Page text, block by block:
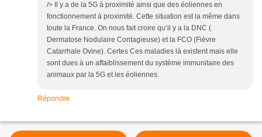
/> Il y a de la 5G à proximité ainsi que des éoliennes en
fonctionnement à proximité. Cette situation est la même dans
toute la France. On nous fait croire qu’il y a la DNC (
Dermatose Nodulaire Contagieuse) et la FCO (Fièvre
Catarrhale Ovine). Certes Ces maladies là existent mais elle
sont dues à un affaiblissement du système immunitaire des
animaux par la 5G et les éoliennes.
Répondre